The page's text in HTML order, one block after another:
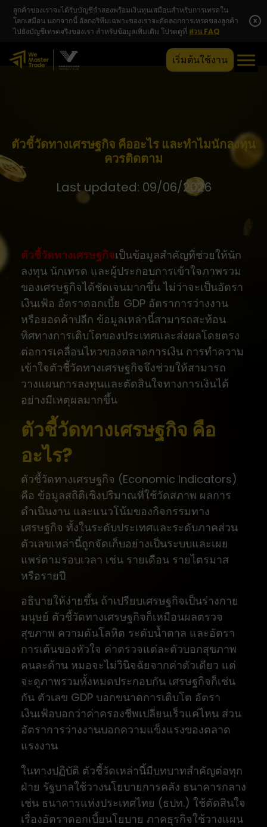
ลูกค้าของเราจะได้รับบัญชีจำลองพร้อมเงินทุนเสมือนสำหรับการเทรดใน
โลกเสมือน นอกจากนี้ อัลกอริทึมเฉพาะของเราจะคัดลอกการเทรดของลูกค้า
ไปยังบัญชีเทรดจริงของเรา สำหรับข้อมูลเพิ่มเติม โปรดดูที่ ส่วน FAQ
x
เริ่มต้นใช้งาน
ตัวชี้วัดทางเศรษฐกิจ คืออะไร และทำไมนักลงทุน
ควรติดตาม
Last updated: 09/06/2026
ตัวชี้วัดทางเศรษฐกิจเป็นข้อมูลสำคัญที่ช่วยให้นัก
ลงทุน นักเทรด และผู้ประกอบการเข้าใจภาพรวม
ของเศรษฐกิจได้ชัดเจนมากขึ้น ไม่ว่าจะเป็นอัตรา
เงินเฟ้อ อัตราดอกเบี้ย GDP อัตราการว่างงาน
หรือยอดค้าปลีก ข้อมูลเหล่านี้สามารถสะท้อน
ทิศทางการเติบโตของประเทศและส่งผลโดยตรง
ต่อการเคลื่อนไหวของตลาดการเงิน การทำความ
เข้าใจตัวชี้วัดทางเศรษฐกิจจึงช่วยให้สามารถ
วางแผนการลงทุนและตัดสินใจทางการเงินได้
อย่างมีเหตุผลมากขึ้น
ตัวชี้วัดทางเศรษฐกิจ คือ
อะไร?
ตัวชี้วัดทางเศรษฐกิจ (Economic Indicators)
คือ ข้อมูลสถิติเชิงปริมาณที่ใช้วัดสภาพ ผลการ
ดำเนินงาน และแนวโน้มของกิจกรรมทาง
เศรษฐกิจ ทั้งในระดับประเทศและระดับภาคส่วน
ตัวเลขเหล่านี้ถูกจัดเก็บอย่างเป็นระบบและเผย
แพร่ตามรอบเวลา เช่น รายเดือน รายไตรมาส
หรือรายปี
อธิบายให้ง่ายขึ้น ถ้าเปรียบเศรษฐกิจเป็นร่างกาย
มนุษย์ ตัวชี้วัดทางเศรษฐกิจก็เหมือนผลตรวจ
สุขภาพ ความดันโลหิต ระดับน้ำตาล และอัตรา
การเต้นของหัวใจ ค่าตรวจแต่ละตัวบอกสุขภาพ
คนละด้าน หมอจะไม่วินิจฉัยจากค่าตัวเดียว แต่
จะดูภาพรวมทั้งหมดประกอบกัน เศรษฐกิจก็เช่น
กัน ตัวเลข GDP บอกขนาดการเติบโต อัตรา
เงินเฟ้อบอกว่าค่าครองชีพเปลี่ยนเร็วแค่ไหน ส่วน
อัตราการว่างงานบอกความแข็งแรงของตลาด
แรงงาน
ในทางปฏิบัติ ตัวชี้วัดเหล่านี้มีบทบาทสำคัญต่อทุก
ฝ่าย รัฐบาลใช้วางนโยบายการคลัง ธนาคารกลาง
เช่น ธนาคารแห่งประเทศไทย (ธปท.) ใช้ตัดสินใจ
เรื่องอัตราดอกเบี้ยนโยบาย ภาคธุรกิจใช้วางแผน